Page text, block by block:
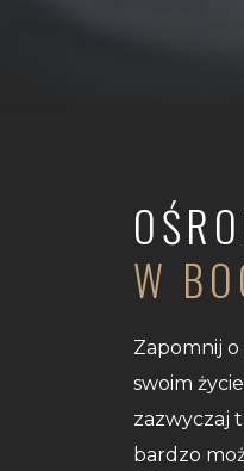
W
Zapomnij o
swoim
zazwyczaj
bardzo